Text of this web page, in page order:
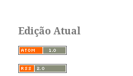
Edição Atual